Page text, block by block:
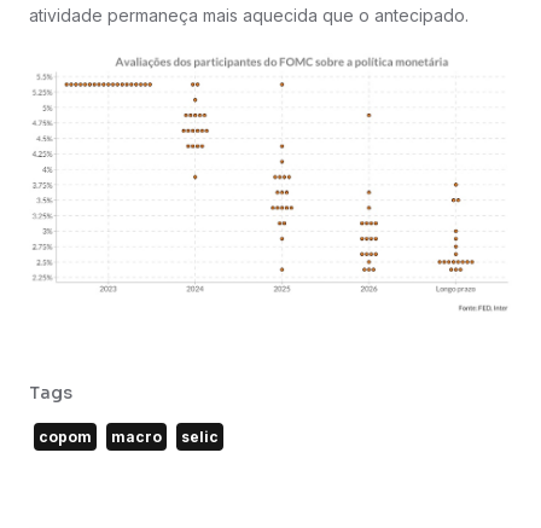
atividade permaneça mais aquecida que o antecipado.
Tags
copom macro selic